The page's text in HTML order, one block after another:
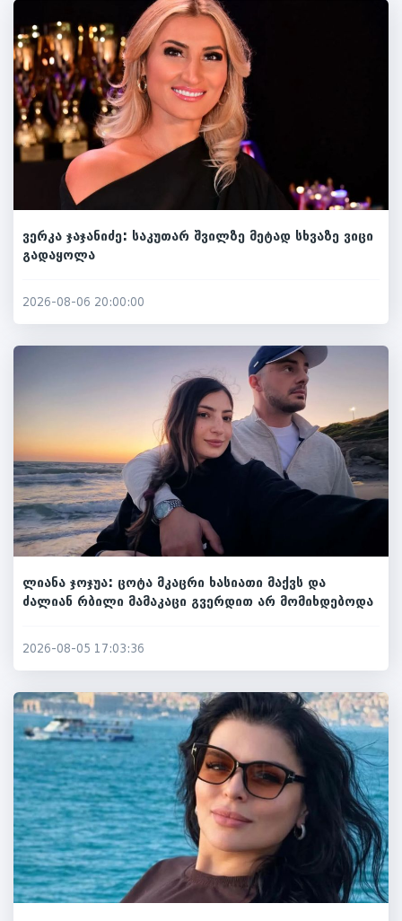
ვერკა ჯაჯანიძე: საკუთარ შვილზე მეტად სხვაზე ვიცი
გადაყოლა
2026-08-06 20:00:00
ლიანა ჯოჯუა: ცოტა მკაცრი ხასიათი მაქვს და
ძალიან რბილი მამაკაცი გვერდით არ მომიხდებოდა
2026-08-05 17:03:36